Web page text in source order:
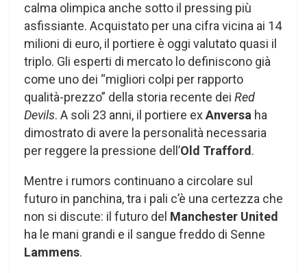
calma olimpica anche sotto il pressing più
asfissiante. Acquistato per una cifra vicina ai 14
milioni di euro, il portiere è oggi valutato quasi il
triplo. Gli esperti di mercato lo definiscono già
come uno dei “migliori colpi per rapporto
qualità-prezzo” della storia recente dei Red
Devils. A soli 23 anni, il portiere exAnversa ha
dimostrato di avere la personalità necessaria
per reggere la pressione dell’Old Trafford .
Mentre i rumors continuano a circolare sul
futuro in panchina, tra i pali c’è una certezza che
non si discute: il futuro del Manchester United
ha le mani grandi e il sangue freddo di Senne
Lammens.